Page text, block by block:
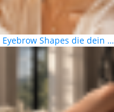
Eyebrow Shapes die dein …